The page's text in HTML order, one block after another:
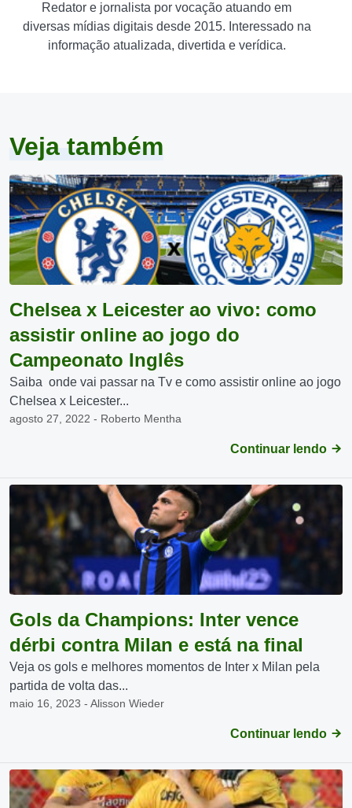
Redator e jornalista por vocação atuando em
diversas mídias digitais desde 2015. Interessado na
informação atualizada, divertida e verídica.
Veja também
Chelsea x Leicester ao vivo: como
assistir online ao jogo do
Campeonato Inglês
Saiba onde vai passar na Tv e como assistir online ao jogo
Chelsea x Leicester...
agosto 27, 2022 - Roberto Mentha
Continuar lendo
Gols da Champions: Inter vence
dérbi contra Milan e está na final
Veja os gols e melhores momentos de Inter x Milan pela
partida de volta das...
maio 16, 2023 - Alisson Wieder
Continuar lendo